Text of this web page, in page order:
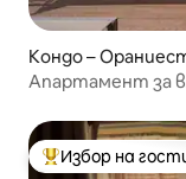
Кондо –
Апартамент за
Най-популярен
Избор на